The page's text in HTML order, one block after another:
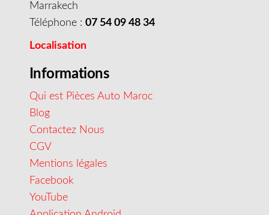
Marrakech
Téléphone : 07 54 09 48 34
Localisation
Informations
Qui est Pièces Auto Maroc
Blog
Contactez Nous
CGV
Mentions légales
Facebook
YouTube